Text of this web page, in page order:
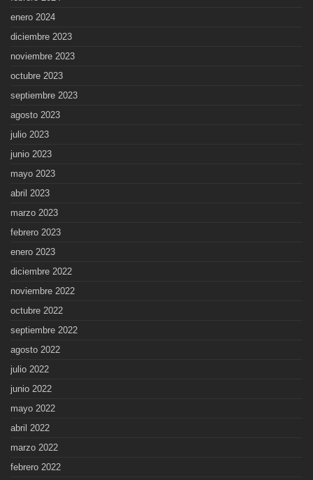
enero 2024
diciembre 2023
noviembre 2023
octubre 2023
septiembre 2023
agosto 2023
julio 2023
junio 2023
mayo 2023
abril 2023
marzo 2023
febrero 2023
enero 2023
diciembre 2022
noviembre 2022
octubre 2022
septiembre 2022
agosto 2022
julio 2022
junio 2022
mayo 2022
abril 2022
marzo 2022
febrero 2022